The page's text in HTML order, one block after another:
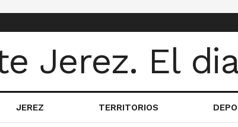
JEREZ TERRITORIOS